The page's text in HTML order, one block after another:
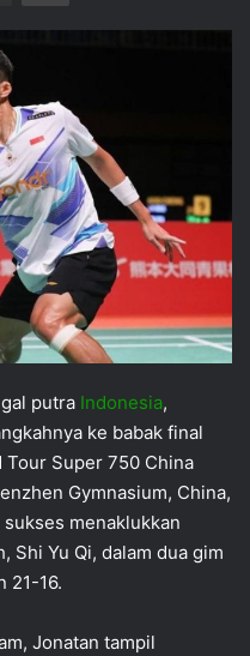
putra Indonesia,
ke babak final
Super 750 China
Gymnasium, China,
menaklukkan
Shi Yu Qi, dalam dua gim
21-16.
Jonatan tampil